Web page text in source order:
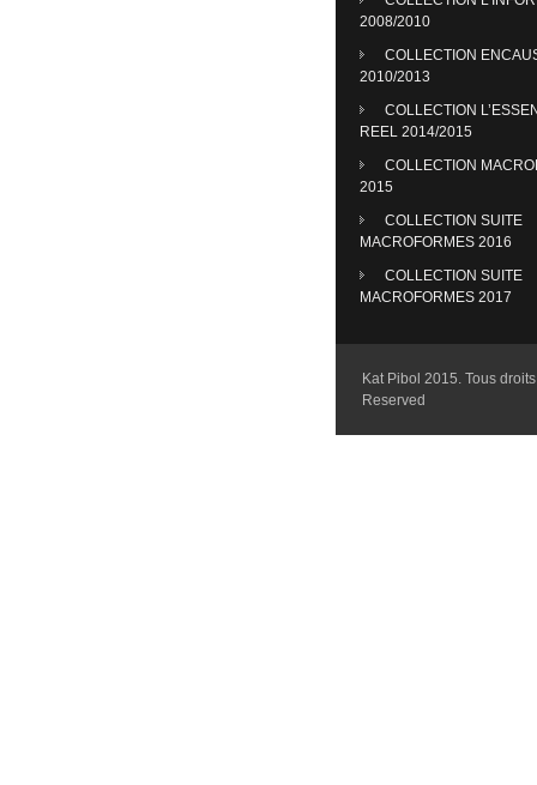
2008/2010
COLLECTION
2010/2013
COLLECTION
REEL 2014/2015
COLLECTION
2015
COLLECTION SUITE
MACROFORMES 2016
COLLECTION SUITE
MACROFORMES 2017
Kat Pibol 2015. Tous
Reserved